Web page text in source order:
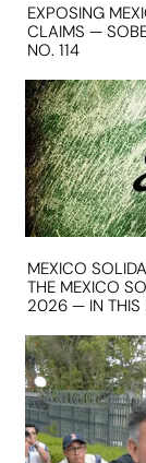
EXPOSING
CLAIMS —
NO. 114
MEXICO
THE MEXICO
2026 — IN THIS